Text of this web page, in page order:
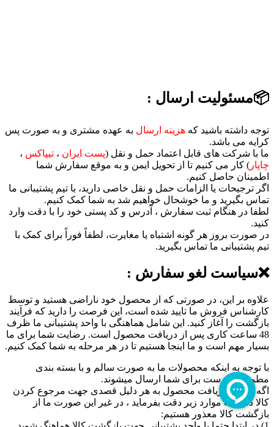
📦مسئولیت ارسال :
توجه داشته باشید که هزینه ارسال به عهده مشتری و به صورت پس
کرایه می باشد.
ما با شرکت های قابل اعتماد حمل و نقل (پست ایران ، تیپاکس ،
چاپار ) کار می کنیم تا از تحویل ایمن و به موقع سفارش شما
اطمینان حاصل کنیم.
اگر ترجیحات یا الزامات حمل و نقل خاصی دارید، با تیم پشتیبانی ما
تماس بگیرید و ما خوشحال خواهیم شد به شما کمک کنیم.
لطفا در هنگام ثبت سفارش ، آدرس و کد پستی خود را با دقت وارد
کنید.
در صورت بروز هر گونه اشتباه یا مغایرت، لطفاً فوراً برای کمک با
تیم پشتیبانی ما تماس بگیرید.
❌سیاست لغو سفارش :
علاوه بر این، در صورتی که از محصول خود ناراضی هستید و توسط
کارشناس فروش ما تایید شده است، این فرصت را دارید که فرآیند
بازگشت را آغاز کنید. این شامل هماهنگی با واحد پشتیبانی ما ظرف
48 ساعت کاری پس از دریافت محصول است. رضایت شما برای ما
بسیار مهم است و ما اینجا هستیم تا در هر مرحله به شما کمک کنیم.
با توجه به اینکه محصولات ما به صورت سالم و با بسته بندی
مطمئن و درست برای شما ارسال میشوند.
اگه پس از دریافت محصول به هر دلیل قصدی جهت مرجوع کردن
کالا دارید به موارد زیر دقت بفرماید ، در غیر این صورت ما از
بازگشت کالا معذور هستیم: